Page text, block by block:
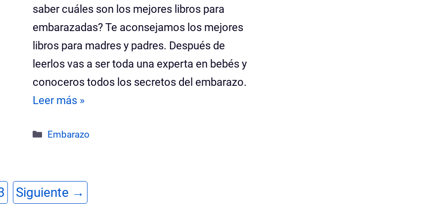
saber cuáles son los mejores libros para
embarazadas? Te aconsejamos los mejores
libros para madres y padres. Después de
leerlos vas a ser toda una experta en bebés y
conoceros todos los secretos del embarazo.
Leer más »
Categorías
Embarazo
Siguiente →